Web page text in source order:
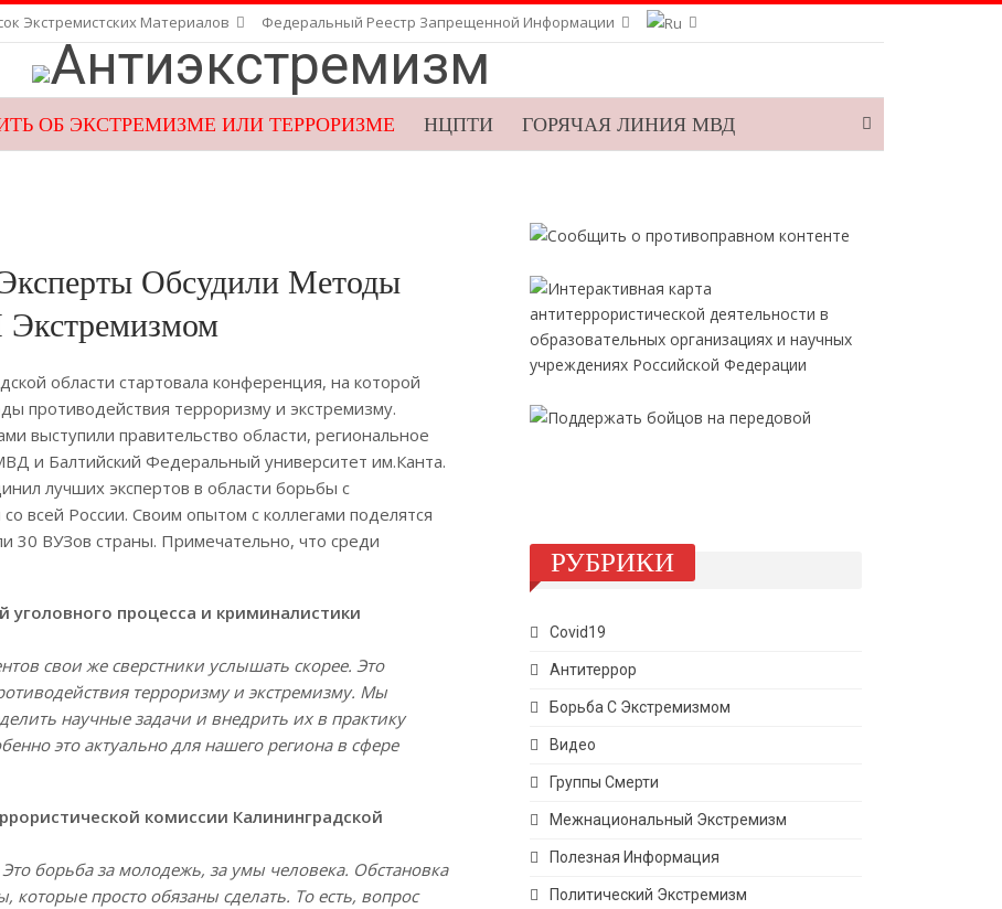
Экстремистских Материалов Федеральный Реестр Запрещенной Информации
ОБ ЭКСТРЕМИЗМЕ ИЛИ ТЕРРОРИЗМЕ НЦПТИ ГОРЯЧАЯ ЛИНИЯ МВД
Обсудили Методы
области стартовала конференция, на которой
противодействия терроризму и экстремизму.
выступили правительство области, региональное
и Балтийский Федеральный университет им.Канта.
лучших экспертов в области борьбы с
всей России. Своим опытом с коллегами поделятся
30 ВУЗов страны. Примечательно, что среди
процесса и криминалистики
свои же сверстники услышать скорее. Это
терроризму и экстремизму. Мы
научные задачи и внедрить их в практику
это актуально для нашего региона в сфере
комиссии Калининградской
борьба за молодежь, за умы человека. Обстановка
которые просто обязаны сделать. То есть, вопрос
РУБРИКИ
Covid19
Антитеррор
Борьба С Экстремизмом
Видео
Группы Смерти
Межнациональный Экстремизм
Полезная Информация
Политический Экстремизм